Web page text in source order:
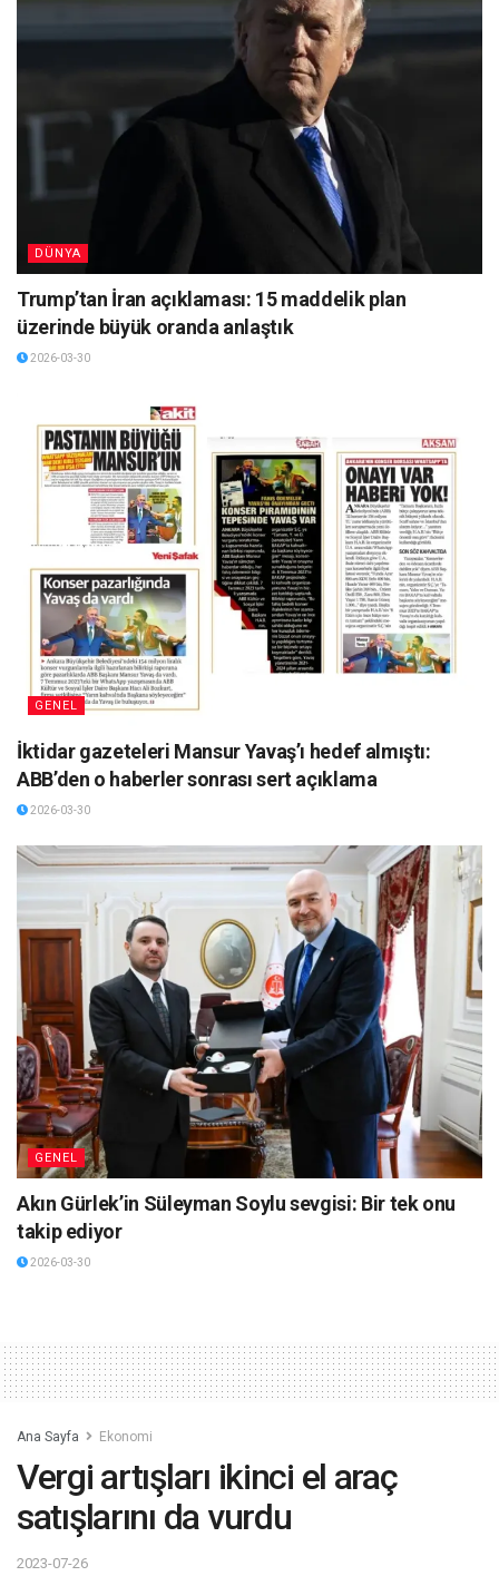
DÜNYA
Trump’tan İran açıklaması: 15 maddelik plan
üzerinde büyük oranda anlaştık
2026-03-30
GENEL
İktidar gazeteleri Mansur Yavaş’ı hedef almıştı:
ABB’den o haberler sonrası sert açıklama
2026-03-30
GENEL
Akın Gürlek’in Süleyman Soylu sevgisi: Bir tek onu
takip ediyor
2026-03-30
Ana Sayfa Ekonomi
Vergi artışları ikinci el araç
satışlarını da vurdu
2023-07-26